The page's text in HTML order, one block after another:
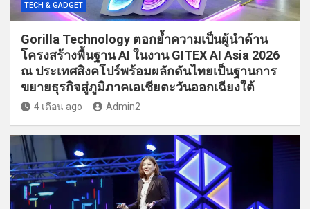
TECH & GADGET
Gorilla Technology ตอกย้ำความเป็นผู้นำด้าน
โครงสร้างพื้นฐาน AI ในงาน GITEX AI Asia 2026
ณ ประเทศสิงคโปร์พร้อมผลักดันไทยเป็นฐานการ
ขยายธุรกิจสู่ภูมิภาคเอเชียตะวันออกเฉียงใต้
4 เดือน ago Admin2